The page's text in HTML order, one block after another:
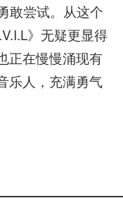
敢尝试。从这个
》无疑更显得
正在慢慢涌现有
乐人，充满勇气